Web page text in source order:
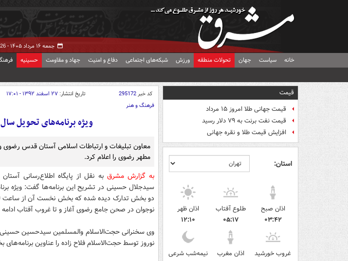
جمعه ۱۶ مرداد ۱۴۰۵ -
خانه سیاست جهان تحولات منطقه ورزش شبکه‌های اجتماعی دفاع و امنیت جهاد و مقاومت حسینیه
قیمت
قیمت جهانی طلا امروز ۱۵ مرداد
قیمت نفت برنت به ۷۹ دلار رسید
افزایش قیمت طلا و نقره جهانی
استان:
اذان صبح
۰۳:۴۲
طلوع آفتاب
۰۵:۱۷
اذان ظهر
۱۲:۱۰
غروب خورشید
اذان مغرب
نیمه‌شب شرعی
کد خبر295172 تاریخ انتشار: ۲۷ اسفند ۱۳۹۲ - ۱۷:۰۱
فرهنگ و هنر
ویژه برنامه‌های تحویل
معاون تبلیغات و ارتباطات اسلامی آستان قدس رضوی
مطهر رضوی را اعلام کرد.
به گزارش مشرق به نقل از پایگاه اطلاع‌رسانی
سیدجلال حسینی در تشریح این برنامه‌ها گفت: ویژه
نوجوان در صحن جامع رضوی آغاز و تا غروب آفتاب ادامه
وی سخنرانی حجت‌الاسلام والمسلمین سیدحسین حسینی
نوروز توسط حجت‌الاسلام فلاح زاده را عناوین